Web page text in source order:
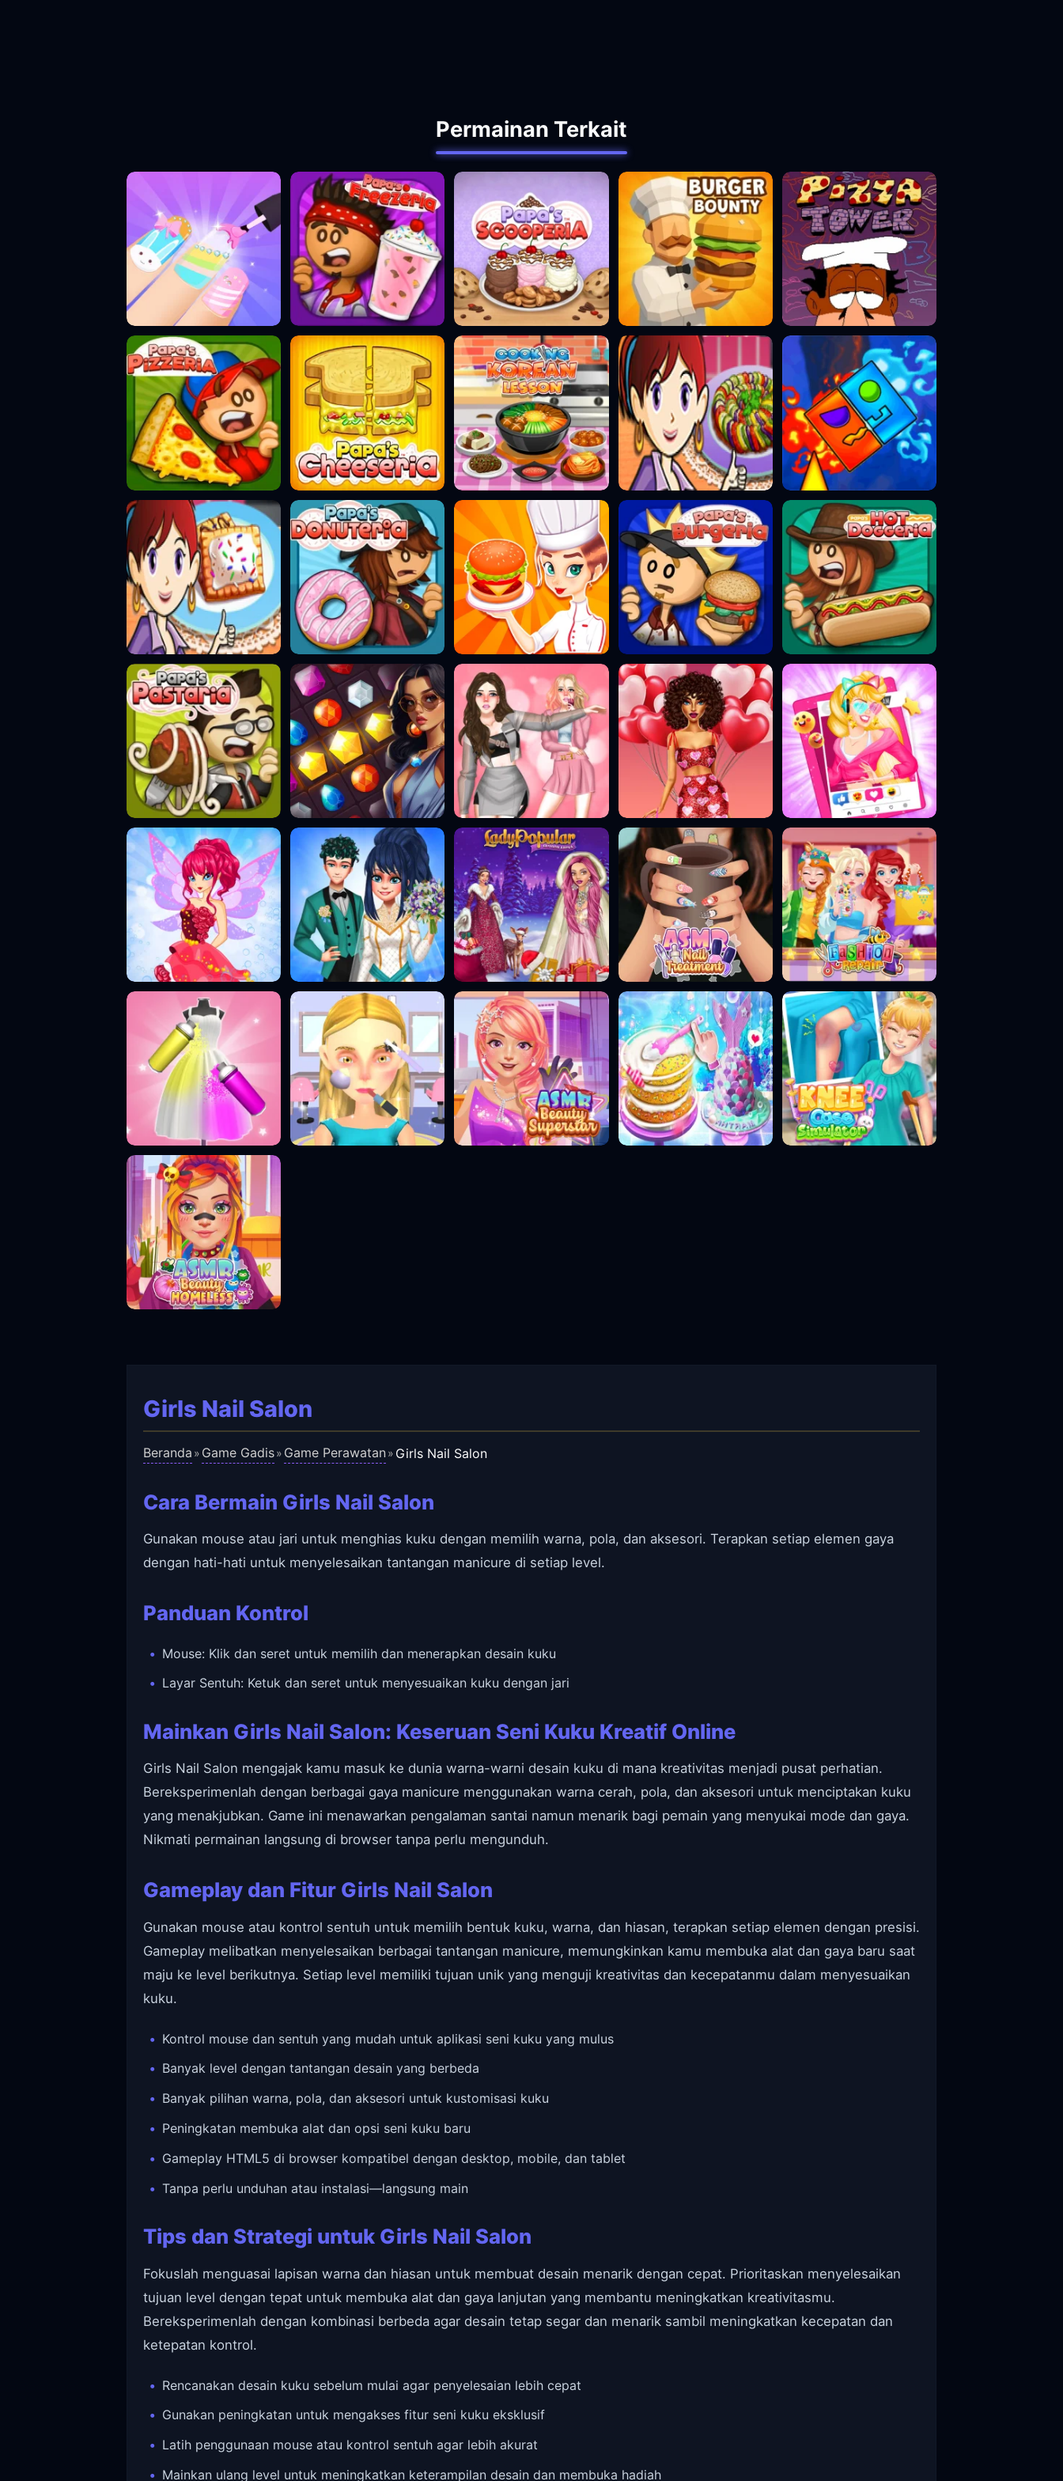
Girls Nail Salon
Beranda » Game Gadis» Game Perawatan» Girls Nail Salon
Cara Bermain Girls Nail Salon
Gunakan mouse atau jari untuk menghias kuku dengan memilih warna, pola, dan aksesori. Terapkan setiap elemen gaya
dengan hati-hati untuk menyelesaikan tantangan manicure di setiap level.
Panduan Kontrol
Mouse: Klik dan seret untuk memilih dan menerapkan desain kuku
Layar Sentuh: Ketuk dan seret untuk menyesuaikan kuku dengan jari
Mainkan Girls Nail Salon: Keseruan Seni Kuku Kreatif Online
Girls Nail Salon mengajak kamu masuk ke dunia warna-warni desain kuku di mana kreativitas menjadi pusat perhatian.
Bereksperimenlah dengan berbagai gaya manicure menggunakan warna cerah, pola, dan aksesori untuk menciptakan kuku
yang menakjubkan. Game ini menawarkan pengalaman santai namun menarik bagi pemain yang menyukai mode dan gaya.
Nikmati permainan langsung di browser tanpa perlu mengunduh.
Gameplay dan Fitur Girls Nail Salon
Gunakan mouse atau kontrol sentuh untuk memilih bentuk kuku, warna, dan hiasan, terapkan setiap elemen dengan presisi.
Gameplay melibatkan menyelesaikan berbagai tantangan manicure, memungkinkan kamu membuka alat dan gaya baru saat
maju ke level berikutnya. Setiap level memiliki tujuan unik yang menguji kreativitas dan kecepatanmu dalam menyesuaikan
kuku.
Kontrol mouse dan sentuh yang mudah untuk aplikasi seni kuku yang mulus
Banyak level dengan tantangan desain yang berbeda
Banyak pilihan warna, pola, dan aksesori untuk kustomisasi kuku
Peningkatan membuka alat dan opsi seni kuku baru
Gameplay HTML5 di browser kompatibel dengan desktop, mobile, dan tablet
Tanpa perlu unduhan atau instalasi—langsung main
Tips dan Strategi untuk Girls Nail Salon
Fokuslah menguasai lapisan warna dan hiasan untuk membuat desain menarik dengan cepat. Prioritaskan menyelesaikan
tujuan level dengan tepat untuk membuka alat dan gaya lanjutan yang membantu meningkatkan kreativitasmu.
Bereksperimenlah dengan kombinasi berbeda agar desain tetap segar dan menarik sambil meningkatkan kecepatan dan
ketepatan kontrol.
Rencanakan desain kuku sebelum mulai agar penyelesaian lebih cepat
Gunakan peningkatan untuk mengakses fitur seni kuku eksklusif
Latih penggunaan mouse atau kontrol sentuh agar lebih akurat
Mainkan ulang level untuk meningkatkan keterampilan desain dan membuka hadiah
Permainan Terkait